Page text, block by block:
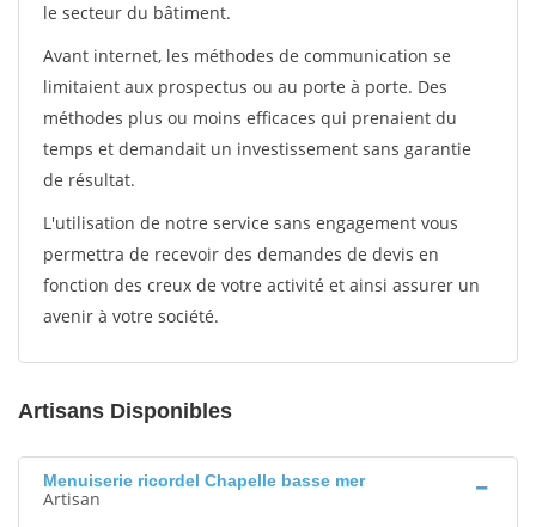
le secteur du bâtiment.
Avant internet, les méthodes de communication se
limitaient aux prospectus ou au porte à porte. Des
méthodes plus ou moins efficaces qui prenaient du
temps et demandait un investissement sans garantie
de résultat.
L'utilisation de notre service sans engagement vous
permettra de recevoir des demandes de devis en
fonction des creux de votre activité et ainsi assurer un
avenir à votre société.
Artisans Disponibles
Menuiserie ricordel Chapelle basse mer
Artisan